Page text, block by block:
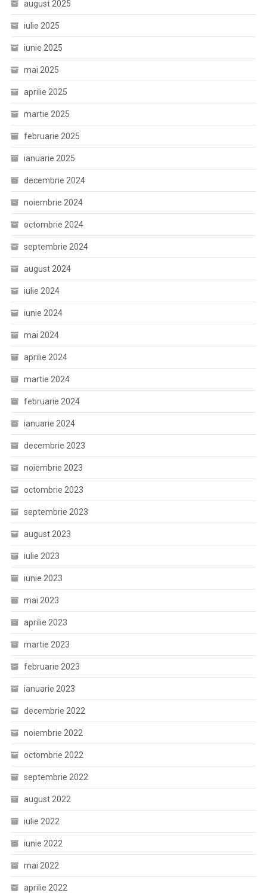
august 2025
iulie 2025
iunie 2025
mai 2025
aprilie 2025
martie 2025
februarie 2025
ianuarie 2025
decembrie 2024
noiembrie 2024
octombrie 2024
septembrie 2024
august 2024
iulie 2024
iunie 2024
mai 2024
aprilie 2024
martie 2024
februarie 2024
ianuarie 2024
decembrie 2023
noiembrie 2023
octombrie 2023
septembrie 2023
august 2023
iulie 2023
iunie 2023
mai 2023
aprilie 2023
martie 2023
februarie 2023
ianuarie 2023
decembrie 2022
noiembrie 2022
octombrie 2022
septembrie 2022
august 2022
iulie 2022
iunie 2022
mai 2022
aprilie 2022